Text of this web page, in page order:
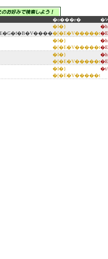
�o���ғ�
�I�}
�[�E�V�����t
�I�}
�[�E�V�����t
�I�}
�[�E�V�����t
�I�}
�[�E�V�����t